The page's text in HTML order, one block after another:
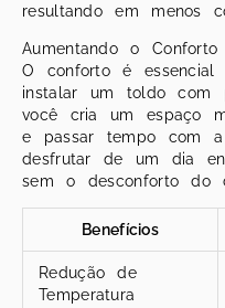
resultando em menos
Aumentando o
O conforto é
instalar um toldo com
você cria um espaço
e passar tempo com
desfrutar de um dia
sem o desconforto do
Benefícios
Redução de
Temperatura